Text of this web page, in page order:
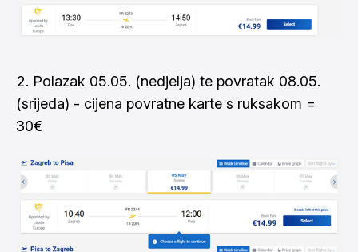
Polazak 05.05. (nedjelja) te povratak 08.05.
(srijeda) - cijena povratne karte s ruksakom =
30€